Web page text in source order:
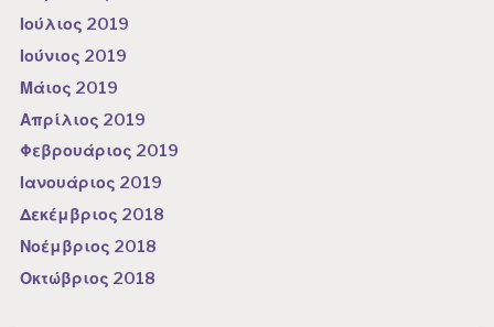
Ιούλιος 2019
Ιούνιος 2019
Μάιος 2019
Απρίλιος 2019
Φεβρουάριος 2019
Ιανουάριος 2019
Δεκέμβριος 2018
Νοέμβριος 2018
Οκτώβριος 2018